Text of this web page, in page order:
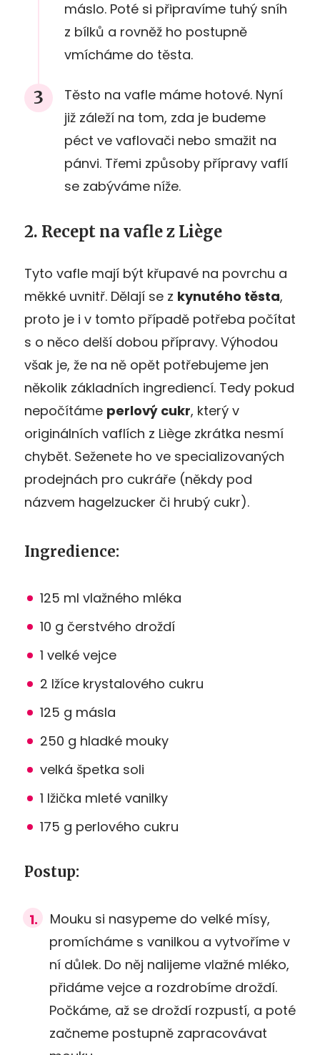
máslo. Poté si připravíme tuhý sníh
z bílků a rovněž ho postupně
vmícháme do těsta.
Těsto na vafle máme hotové. Nyní
již záleží na tom, zda je budeme
péct ve vaflovači nebo smažit na
pánvi. Třemi způsoby přípravy vaflí
se zabýváme níže.
2. Recept na vafle z Liège
Tyto vafle mají být křupavé na povrchu a
měkké uvnitř. Dělají se z kynutého těsta,
proto je i v tomto případě potřeba počítat
s o něco delší dobou přípravy. Výhodou
však je, že na ně opět potřebujeme jen
několik základních ingrediencí. Tedy pokud
nepočítáme perlový cukr, který v
originálních vaflích z Liège zkrátka nesmí
chybět. Seženete ho ve specializovaných
prodejnách pro cukráře (někdy pod
názvem hagelzucker či hrubý cukr).
Ingredience:
125 ml vlažného mléka
10 g čerstvého droždí
1 velké vejce
2 lžíce krystalového cukru
125 g másla
250 g hladké mouky
velká špetka soli
1 lžička mleté vanilky
175 g perlového cukru
Postup:
Mouku si nasypeme do velké mísy,
promícháme s vanilkou a vytvoříme v
ní důlek. Do něj nalijeme vlažné mléko,
přidáme vejce a rozdrobíme droždí.
Počkáme, až se droždí rozpustí, a poté
začneme postupně zapracovávat